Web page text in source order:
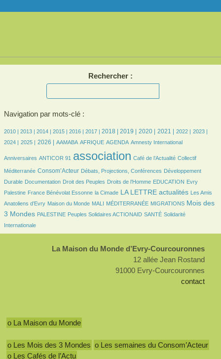
Rechercher :
Navigation par mots-clé :
5/1785
2010 |
5/17852013 |
133/1785 2014 |
252/1785 2015 |
301/1785 2016 |
349/1785 2017 |
471/1785 2018 |
503/1785 2019 |
442/1785 2020 |
445/1785 2021 |
348/1785 2022 |
363/1785 2023 |
349/1785
2024 |
383/1785
2025 |
494/1785 2026 |
50/1785 AAMABA
141/1785 AFRIQUE
349/1785 AGENDA
5/1785 Amnesty International
23/1785
Anniversaires ANTICOR 91 association Café de l’Actualité Collectif
Méditerranée
485/1785 Consom’Acteur
101/1785 Débats, Projections, Conférences
114/1785
Développement
Durable
39/1785Documentation
19/1785 Droit des Peuples
115/1785 Droits de l’Homme
24/1785 EDUCATION
5/1785
Evry
Palestine
104/1785France Bénévolat Essonne
26/1785 la Cimade
721/1785 LA LETTRE actualités
26/1785
Les Amis
Anatoliens d’Evry
81/1785 Maison du Monde
15/1785 MALI
5/1785 MÉDITERRANÉE
107/1785 MIGRATIONS
715/1785
Mois des
3 Mondes
64/1785 PALESTINE
70/1785 Peuples Solidaires ACTIONAID
84/1785 SANTÉ
178/1785
Solidarité
Internationale
La Maison du Monde d’Evry-Courcouronnes
12 allée Jean Rostand
91000 Evry-Courcouronnes
contact
o La Maison du Monde
o Les Mois des 3 Mondes o Les semaines du Consom’Acteur
o Les Cafés de l’Actu